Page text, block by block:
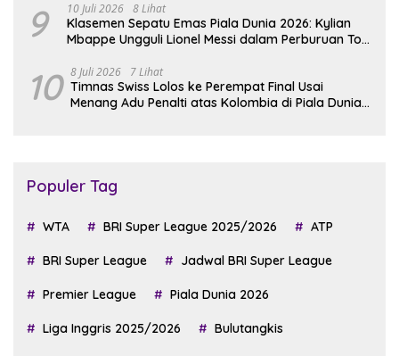
9 10 Juli 2026 8 Lihat
Klasemen Sepatu Emas Piala Dunia 2026: Kylian
Mbappe Ungguli Lionel Messi dalam Perburuan Top
10 8 Juli 2026 7 Lihat
Timnas Swiss Lolos ke Perempat Final Usai
Menang Adu Penalti atas Kolombia di Piala Dunia
Populer Tag
WTA BRI Super League 2025/2026 ATP
BRI Super League Jadwal BRI Super League
Premier League Piala Dunia 2026
Liga Inggris 2025/2026 Bulutangkis